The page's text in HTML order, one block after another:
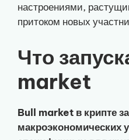
настроениями,
притоком новых
Что
market
Bull market в крипте
макроэкономических